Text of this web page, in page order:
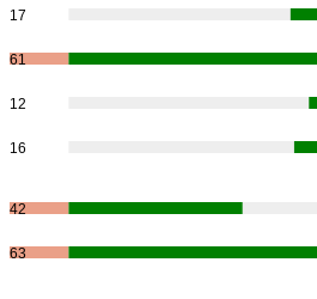
17
61
12
16
42
63